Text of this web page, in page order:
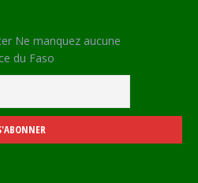
Ne manquez aucune
du Faso